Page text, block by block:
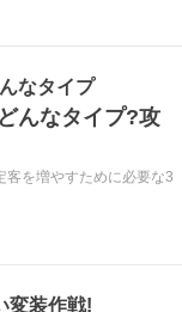
んなタイプ?攻
客を増やすために必要な3